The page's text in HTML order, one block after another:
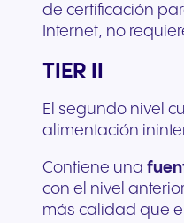
de certificación
Internet, no
TIER II
El segundo nivel
alimentación
Contiene una
con el nivel
más calidad que